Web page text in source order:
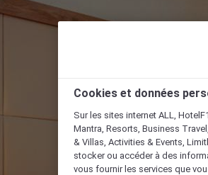
Cookies et données
Sur les sites internet ALL,
Mantra, Resorts, Business
& Villas, Activities & Events,
stocker ou accéder à des
vous fournir les services que